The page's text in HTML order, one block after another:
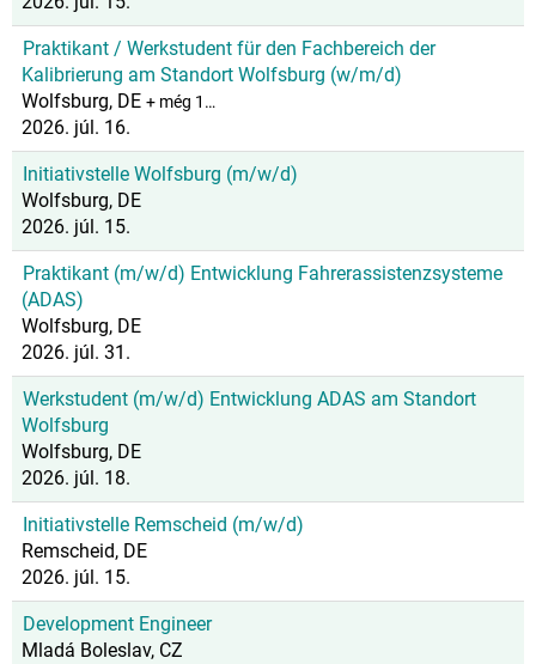
Praktikant / Werkstudent für den Fachbereich der
Kalibrierung am Standort Wolfsburg (w/m/d)
Wolfsburg, DE + még 1…
2026. júl. 16.
Initiativstelle Wolfsburg (m/w/d)
Wolfsburg, DE
2026. júl. 15.
Praktikant (m/w/d) Entwicklung Fahrerassistenzsysteme
(ADAS)
Wolfsburg, DE
2026. júl. 31.
Werkstudent (m/w/d) Entwicklung ADAS am Standort
Wolfsburg
Wolfsburg, DE
2026. júl. 18.
Initiativstelle Remscheid (m/w/d)
Remscheid, DE
2026. júl. 15.
Development Engineer
Mladá Boleslav, CZ